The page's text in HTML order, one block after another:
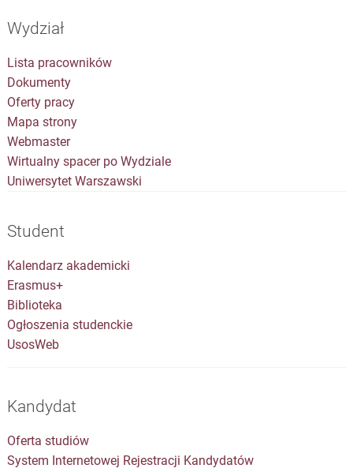
Wydział
Lista pracowników
Dokumenty
Oferty pracy
Mapa strony
Webmaster
Wirtualny spacer po Wydziale
Uniwersytet Warszawski
Student
Kalendarz akademicki
Erasmus+
Biblioteka
Ogłoszenia studenckie
UsosWeb
Kandydat
Oferta studiów
System Internetowej Rejestracji Kandydatów